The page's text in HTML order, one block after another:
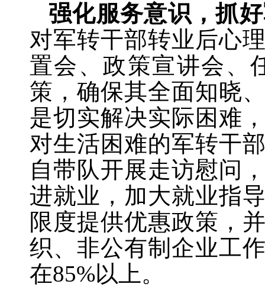
强化服务意识，抓
对军转干部转业后心
置会、政策宣讲会、
策，确保其全面知晓
是切实解决实际困难
对生活困难的军转干
自带队开展走访慰问
进就业， 加大就业指
限度提供优惠政策，
织、非公有制企业工
在85%以上。